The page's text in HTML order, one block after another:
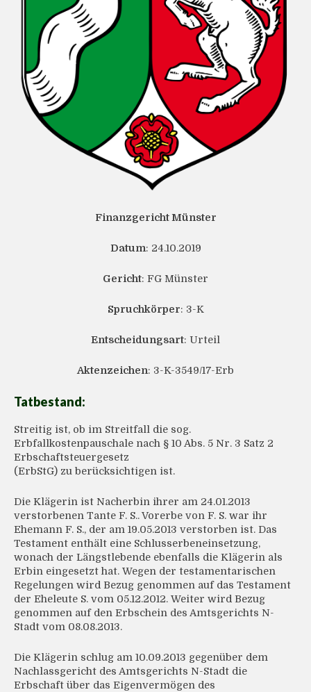
Finanzgericht Münster
Datum: 24.10.2019
Gericht: FG Münster
Spruchkörper: 3-K
Entscheidungsart: Urteil
Aktenzeichen: 3-K-3549/17-Erb
Tatbestand:
Streitig ist, ob im Streitfall die sog.
Erbfallkostenpauschale nach § 10 Abs. 5 Nr. 3 Satz 2
Erbschaftsteuergesetz
(ErbStG) zu berücksichtigen ist.
Die Klägerin ist Nacherbin ihrer am 24.01.2013
verstorbenen Tante F. S.. Vorerbe von F. S. war ihr
Ehemann F. S., der am 19.05.2013 verstorben ist. Das
Testament enthält eine Schlusserbeneinsetzung,
wonach der Längstlebende ebenfalls die Klägerin als
Erbin eingesetzt hat. Wegen der testamentarischen
Regelungen wird Bezug genommen auf das Testament
der Eheleute S. vom 05.12.2012. Weiter wird Bezug
genommen auf den Erbschein des Amtsgerichts N-
Stadt vom 08.08.2013.
Die Klägerin schlug am 10.09.2013 gegenüber dem
Nachlassgericht des Amtsgerichts N-Stadt die
Erbschaft über das Eigenvermögen des